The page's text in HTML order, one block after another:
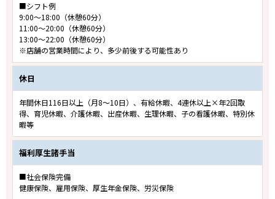
■シフト例
9:00～18:00（休憩60分）
11:00～20:00（休憩60分）
13:00～22:00（休憩60分）
※店舗の営業時間により、多少前後する可能性あり
休日
年間休日116日以上（月8～10日）、有給休暇、4連休以上×年2回取
得、育児休暇、介護休暇、出産休暇、生理休暇、子の看護休暇、特別休
暇等
福利厚生諸手当
■社会保険完備
健康保険、雇用保険、厚生年金保険、労災保険